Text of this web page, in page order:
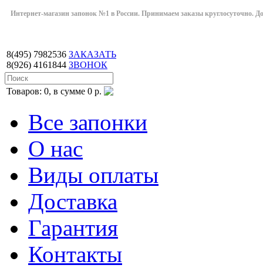
Интернет-магазин запонок №1 в России. Принимаем заказы круглосуточно.
8(495) 7982536
8(926) 4161844
ЗАКАЗАТЬ
ЗВОНОК
Товаров: 0, в сумме 0 р.
Все запонки
О нас
Виды оплаты
Доставка
Гарантия
Контакты